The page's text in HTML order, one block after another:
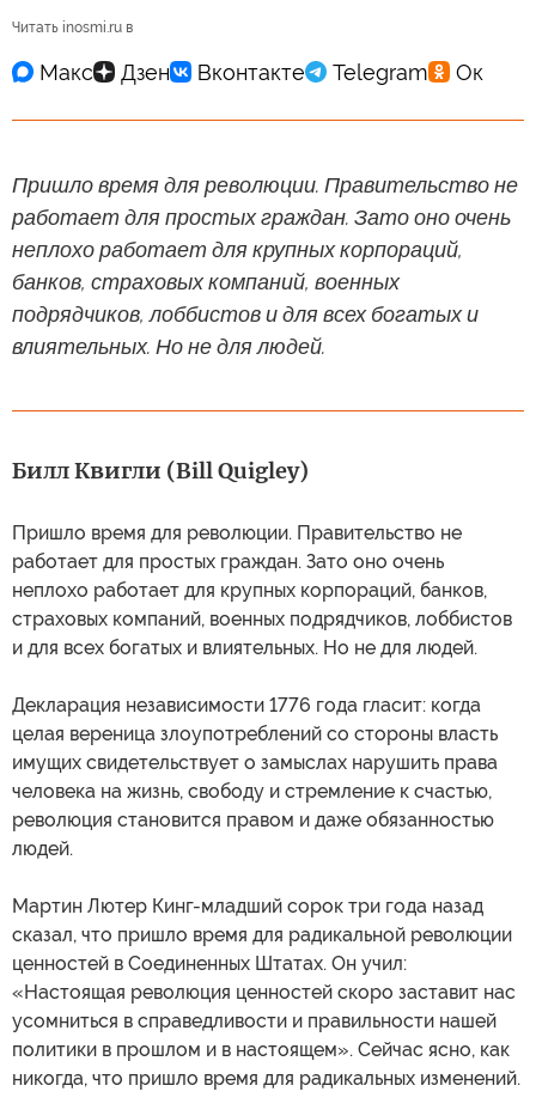
Читать inosmi.ru в
Пришло время для революции. Правительство не
работает для простых граждан. Зато оно очень
неплохо работает для крупных корпораций,
банков, страховых компаний, военных
подрядчиков, лоббистов и для всех богатых и
влиятельных. Но не для людей.
Билл Квигли (Bill Quigley)
Пришло время для революции. Правительство не
работает для простых граждан. Зато оно очень
неплохо работает для крупных корпораций, банков,
страховых компаний, военных подрядчиков, лоббистов
и для всех богатых и влиятельных. Но не для людей.
Декларация независимости 1776 года гласит: когда
целая вереница злоупотреблений со стороны власть
имущих свидетельствует о замыслах нарушить права
человека на жизнь, свободу и стремление к счастью,
революция становится правом и даже обязанностью
людей.
Мартин Лютер Кинг-младший сорок три года назад
сказал, что пришло время для радикальной революции
ценностей в Соединенных Штатах. Он учил:
«Настоящая революция ценностей скоро заставит нас
усомниться в справедливости и правильности нашей
политики в прошлом и в настоящем». Сейчас ясно, как
никогда, что пришло время для радикальных изменений.